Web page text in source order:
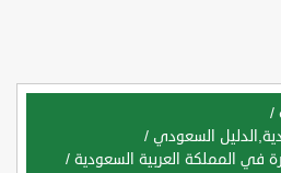
/
السعودي /
في المملكة العربية السعودية /